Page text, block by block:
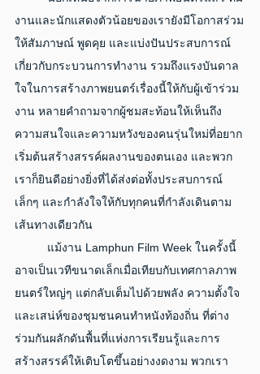
งานและนักแสดงตัวน้อยของเรายังมีโอกาสร่วม
ให้สัมภาษณ์ พูดคุย และแบ่งปันประสบการณ์
เกี่ยวกับกระบวนการทำงาน รวมถึงแรงบันดาล
ใจในการสร้างภาพยนตร์เรื่องนี้ให้กับผู้เข้าร่วม
งาน หลายคำถามจากผู้ชมสะท้อนให้เห็นถึง
ความสนใจและความหวังของคนรุ่นใหม่ที่อยาก
เริ่มต้นสร้างสรรค์ผลงานของตนเอง และพวก
เราก็ยินดีอย่างยิ่งที่ได้ส่งต่อทั้งประสบการณ์
เล็กๆ และกำลังใจให้กับทุกคนที่กำลังเดินตาม
เส้นทางเดียวกัน
อาจเป็นเวทีขนาดเล็กเมื่อเทียบกับเทศกาลภาพ
ยนตร์ใหญ่ๆ แต่กลับเต็มไปด้วยพลัง ความตั้งใจ
และเสน่ห์ของชุมชนคนทำหนังท้องถิ่น ที่ต่าง
ร่วมกันผลักดันพื้นที่แห่งการเรียนรู้และการ
สร้างสรรค์ให้เติบโตขึ้นอย่างงดงาม พวกเรา